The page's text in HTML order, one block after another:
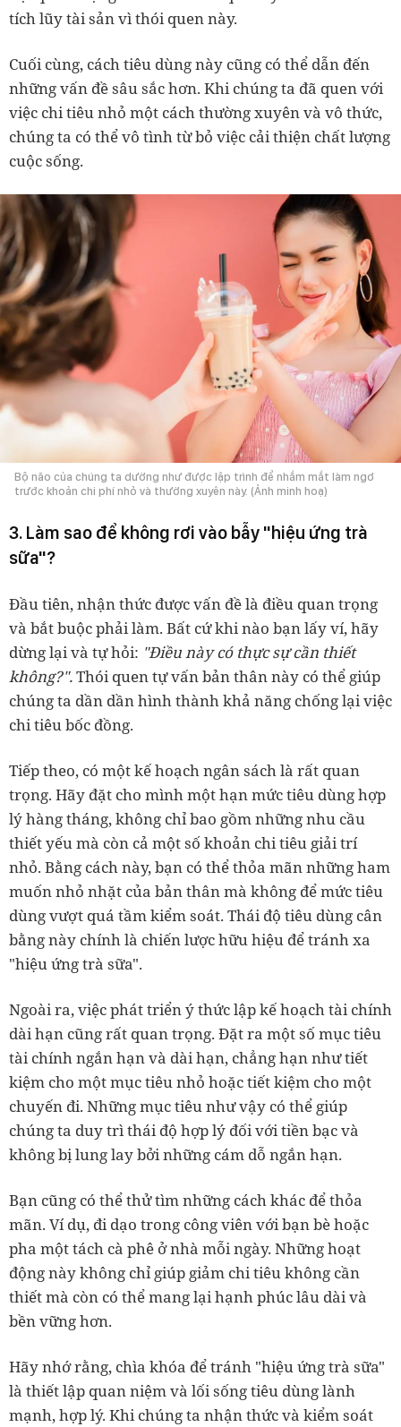
tích lũy tài sản vì thói quen này.
Cuối cùng, cách tiêu dùng này cũng có thể dẫn đến
những vấn đề sâu sắc hơn. Khi chúng ta đã quen với
việc chi tiêu nhỏ một cách thường xuyên và vô thức,
chúng ta có thể vô tình từ bỏ việc cải thiện chất lượng
cuộc sống.
Bộ não của chúng ta dường như được lập trình để nhắm mắt làm ngơ
trước khoản chi phí nhỏ và thường xuyên này. (Ảnh minh hoạ)
3. Làm sao để không rơi vào bẫy "hiệu ứng trà
sữa"?
Đầu tiên, nhận thức được vấn đề là điều quan trọng
và bắt buộc phải làm. Bất cứ khi nào bạn lấy ví, hãy
dừng lại và tự hỏi: "Điều này có thực sự cần thiết
không?".Thói quen tự vấn bản thân này có thể giúp
chúng ta dần dần hình thành khả năng chống lại việc
chi tiêu bốc đồng.
Tiếp theo, có một kế hoạch ngân sách là rất quan
trọng. Hãy đặt cho mình một hạn mức tiêu dùng hợp
lý hàng tháng, không chỉ bao gồm những nhu cầu
thiết yếu mà còn cả một số khoản chi tiêu giải trí
nhỏ. Bằng cách này, bạn có thể thỏa mãn những ham
muốn nhỏ nhặt của bản thân mà không để mức tiêu
dùng vượt quá tầm kiểm soát. Thái độ tiêu dùng cân
bằng này chính là chiến lược hữu hiệu để tránh xa
"hiệu ứng trà sữa".
Ngoài ra, việc phát triển ý thức lập kế hoạch tài chính
dài hạn cũng rất quan trọng. Đặt ra một số mục tiêu
tài chính ngắn hạn và dài hạn, chẳng hạn như tiết
kiệm cho một mục tiêu nhỏ hoặc tiết kiệm cho một
chuyến đi. Những mục tiêu như vậy có thể giúp
chúng ta duy trì thái độ hợp lý đối với tiền bạc và
không bị lung lay bởi những cám dỗ ngắn hạn.
Bạn cũng có thể thử tìm những cách khác để thỏa
mãn. Ví dụ, đi dạo trong công viên với bạn bè hoặc
pha một tách cà phê ở nhà mỗi ngày. Những hoạt
động này không chỉ giúp giảm chi tiêu không cần
thiết mà còn có thể mang lại hạnh phúc lâu dài và
bền vững hơn.
Hãy nhớ rằng, chìa khóa để tránh "hiệu ứng trà sữa"
là thiết lập quan niệm và lối sống tiêu dùng lành
mạnh, hợp lý. Khi chúng ta nhận thức và kiểm soát